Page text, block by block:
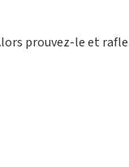
prouvez-le et